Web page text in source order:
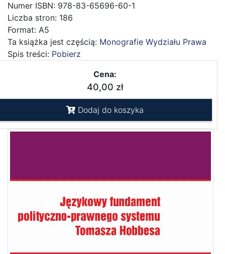
Numer ISBN: 978-83-65696-60-1
Liczba stron: 186
Format: A5
Ta książka jest częścią: Monografie Wydziału Prawa
Spis treści: Pobierz
Cena:
40,00 zł
Dodaj do koszyka